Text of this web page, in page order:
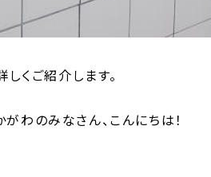
くご紹介します。
がわのみなさん、こんにちは！